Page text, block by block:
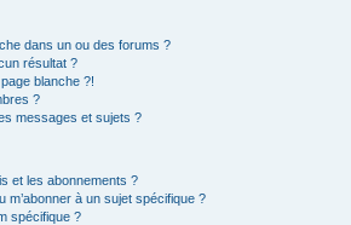
dans un ou des forums ?
résultat ?
blanche ?!
?
messages et sujets ?
et les abonnements ?
à un sujet spécifique ?
spécifique ?